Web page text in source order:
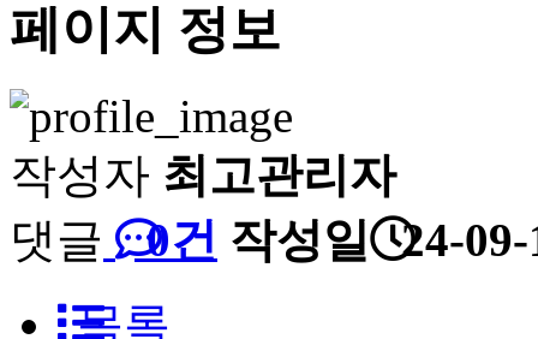
페이지 정보
작성자 최고관리자
댓글
0건 작성일 24-09-
목록